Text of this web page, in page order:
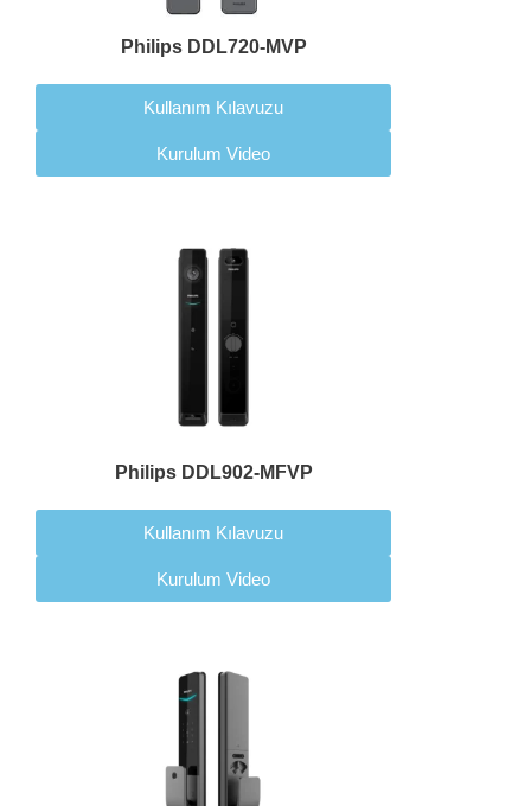
Philips DDL720-MVP
Kullanım Kılavuzu
Kurulum Video
Philips DDL902-MFVP
Kullanım Kılavuzu
Kurulum Video